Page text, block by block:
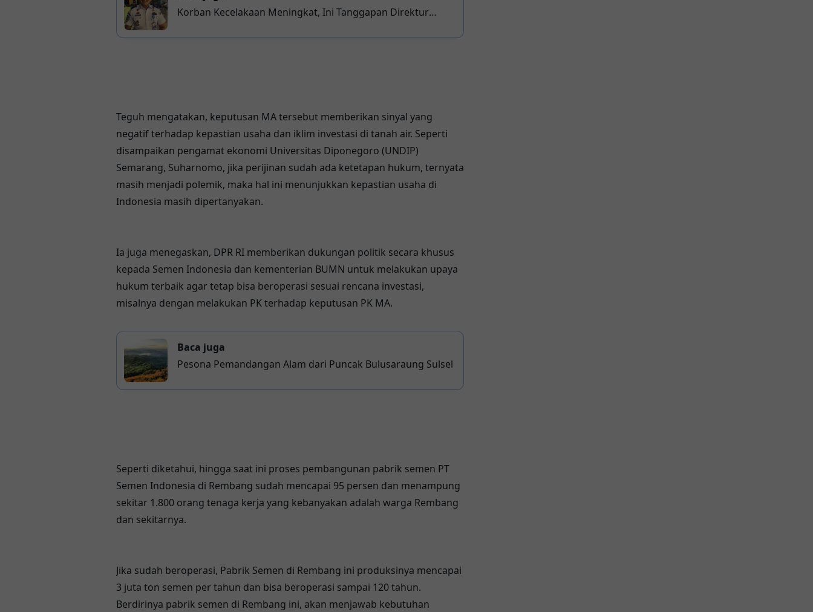
Korban Kecelakaan Meningkat, Ini Tanggapan Direktur
Teguh mengatakan, keputusan MA tersebut memberikan sinyal yang
negatif terhadap kepastian usaha dan iklim investasi di tanah air. Seperti
disampaikan pengamat ekonomi Universitas Diponegoro (UNDIP)
Semarang, Suharnomo, jika perijinan sudah ada ketetapan hukum, ternyata
masih menjadi polemik, maka hal ini menunjukkan kepastian usaha di
Indonesia masih dipertanyakan.
Ia juga menegaskan, DPR RI memberikan dukungan politik secara khusus
kepada Semen Indonesia dan kementerian BUMN untuk melakukan upaya
hukum terbaik agar tetap bisa beroperasi sesuai rencana investasi,
misalnya dengan melakukan PK terhadap keputusan PK MA.
Baca juga
Pesona Pemandangan Alam dari Puncak Bulusaraung Sulsel
Seperti diketahui, hingga saat ini proses pembangunan pabrik semen PT
Semen Indonesia di Rembang sudah mencapai 95 persen dan menampung
sekitar 1.800 orang tenaga kerja yang kebanyakan adalah warga Rembang
dan sekitarnya.
Jika sudah beroperasi, Pabrik Semen di Rembang ini produksinya mencapai
3 juta ton semen per tahun dan bisa beroperasi sampai 120 tahun.
Berdirinya pabrik semen di Rembang ini, akan menjawab kebutuhan